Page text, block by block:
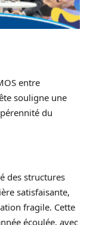
entre
souligne une
du
des structures
satisfaisante,
fragile. Cette
écoulée, avec